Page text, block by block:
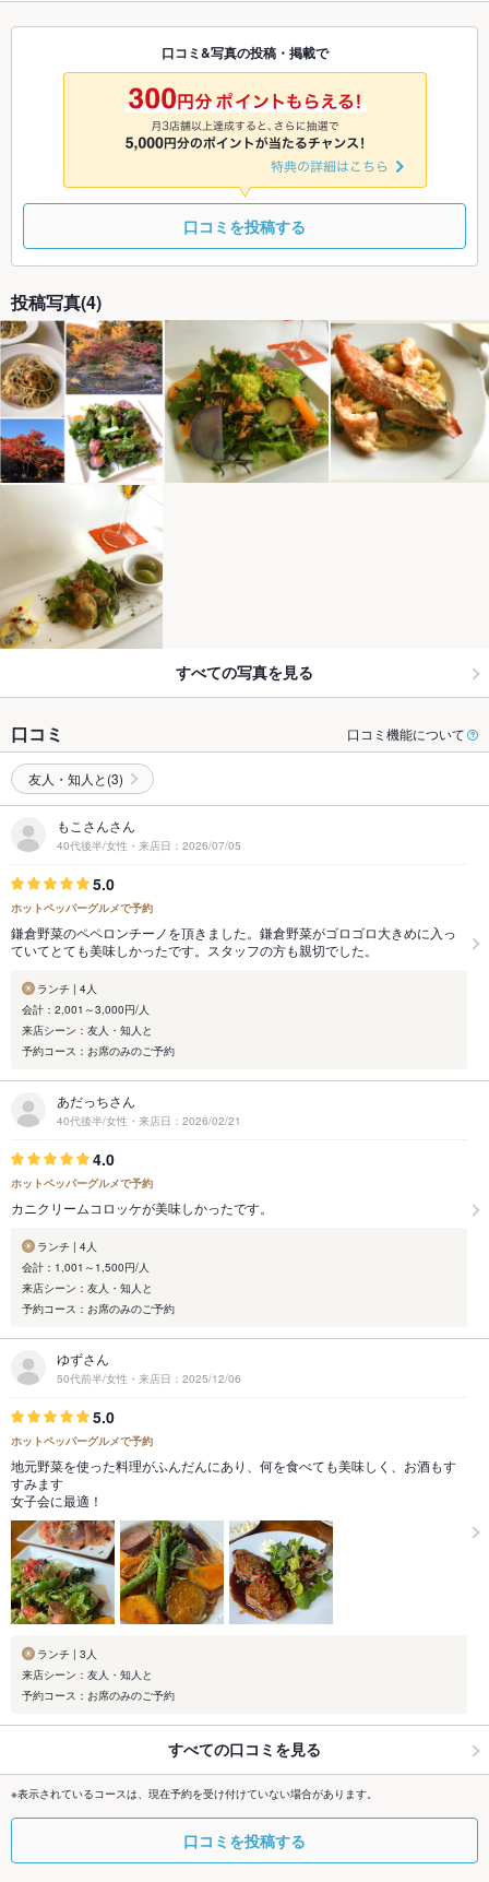
8/27 8/28 8/29
◎
8/30
◎
8/31
◎
9/1 9/2
9/5
◎ ◎ ◎
口コミ&写真の投稿・掲載で
口コミを投稿する
投稿写真(4)
すべての写真を見る
口コミ 口コミ機能について
友人・知人と(3)
もこさんさん
40代後半/女性・来店日：2026/07/05
5.0
ホットペッパーグルメで予約
鎌倉野菜のペペロンチーノを頂きました。鎌倉野菜がゴロゴロ大きめに入っ
ていてとても美味しかったです。スタッフの方も親切でした。
ランチ | 4人
会計：2,001～3,000円/人
来店シーン：友人・知人と
予約コース：お席のみのご予約
あだっちさん
40代後半/女性・来店日：2026/02/21
4.0
ホットペッパーグルメで予約
カニクリームコロッケが美味しかったです。
ランチ | 4人
会計：1,001～1,500円/人
来店シーン：友人・知人と
予約コース：お席のみのご予約
ゆずさん
50代前半/女性・来店日：2025/12/06
5.0
ホットペッパーグルメで予約
地元野菜を使った料理がふんだんにあり、何を食べても美味しく、お酒もす
すみます
女子会に最適！
ランチ | 3人
来店シーン：友人・知人と
予約コース：お席のみのご予約
すべての口コミを見る
※表示されているコースは、現在予約を受け付けていない場合があります。
口コミを投稿する